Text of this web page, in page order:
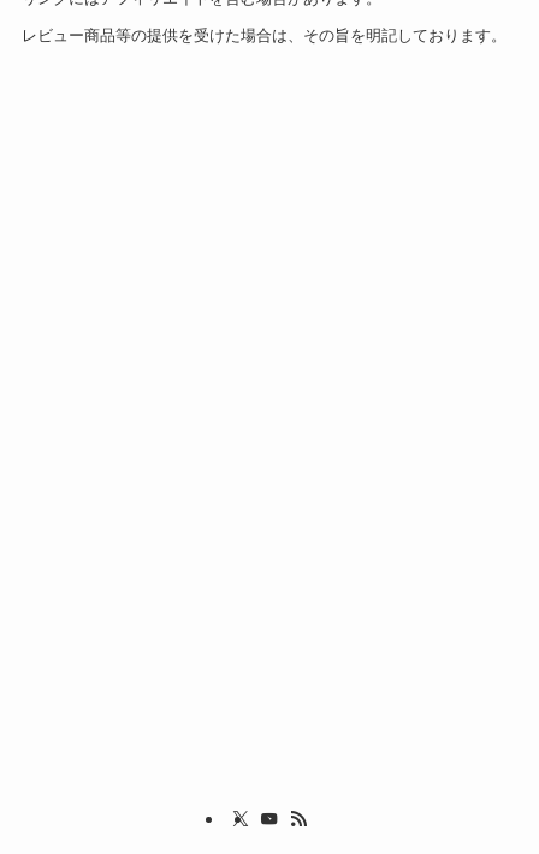
レビュー商品等の提供を受けた場合は、その旨を明記しております。